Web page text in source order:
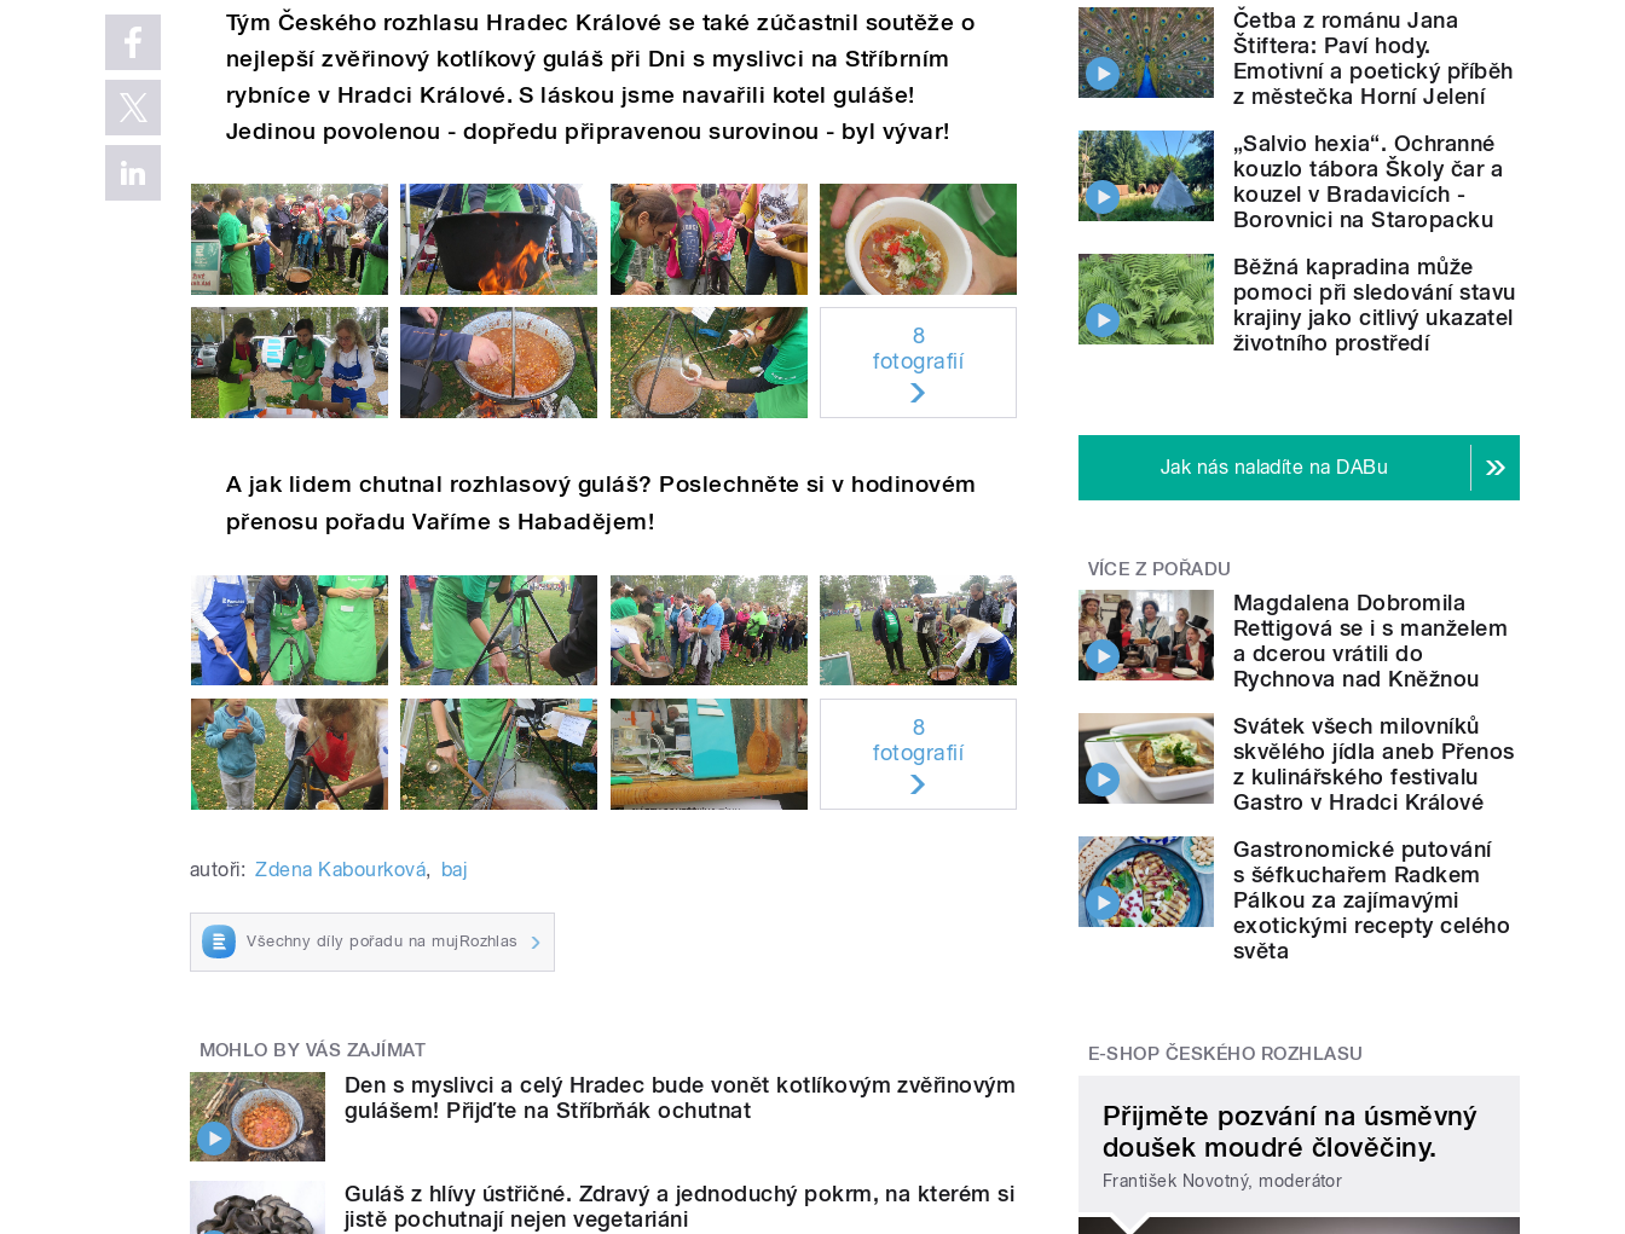
Tým Českého rozhlasu Hradec Králové se také zúčastnil soutěže o
nejlepší zvěřinový kotlíkový guláš při Dni s myslivci na Stříbrním
rybníce v Hradci Králové. S láskou jsme navařili kotel guláše!
Jedinou povolenou - dopředu připravenou surovinou - byl vývar!
8
fotografií
A jak lidem chutnal rozhlasový guláš? Poslechněte si v hodinovém
přenosu pořadu Vaříme s Habadějem!
8
fotografií
autoři: Zdena Kabourková, baj
Všechny díly pořadu na mujRozhlas
MOHLO BY VÁS ZAJÍMAT
Den s myslivci a celý Hradec bude vonět kotlíkovým zvěřinovým
gulášem! Přijďte na Stříbrňák ochutnat
Guláš z hlívy ústřičné. Zdravý a jednoduchý pokrm, na kterém si
jistě pochutnají nejen vegetariáni
Četba z románu Jana
Štiftera: Paví hody.
Emotivní a poetický příběh
z městečka Horní Jelení
„Salvio hexia“. Ochranné
kouzlo tábora Školy čar a
kouzel v Bradavicích -
Borovnici na Staropacku
Běžná kapradina může
pomoci při sledování stavu
krajiny jako citlivý ukazatel
životního prostředí
Jak nás naladíte na DABu
VÍCE Z POŘADU
Magdalena Dobromila
Rettigová se i s manželem
a dcerou vrátili do
Rychnova nad Kněžnou
Svátek všech milovníků
skvělého jídla aneb Přenos
z kulinářského festivalu
Gastro v Hradci Králové
Gastronomické putování
s šéfkuchařem Radkem
Pálkou za zajímavými
exotickými recepty celého
světa
E-SHOP ČESKÉHO ROZHLASU
Přijměte pozvání na úsměvný
doušek moudré člověčiny.
František Novotný, moderátor